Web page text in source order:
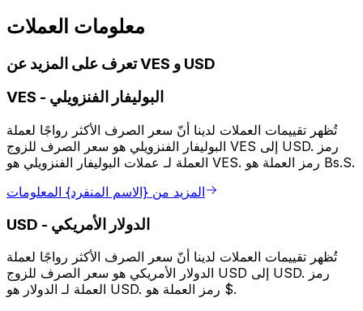
معلومات العملات
تعرف على المزيد عن VES و USD
VES - البوليفار الفنزويلي
تُظهر تقييمات العملات لدينا أنّ سعر الصرف الأكثر رواجًا لعملة
البوليفار الفنزويلي هو سعر الصرف للزوج VES إلى USD. رمز
العملة لـ عملات البوليفار الفنزويلي هو VES. رمز العملة هو Bs.S.
المزيد من {الاسم المنفرد} المعلومات
USD - الدولار الأمريكي
تُظهر تقييمات العملات لدينا أنّ سعر الصرف الأكثر رواجًا لعملة
الدولار الأمريكي هو سعر الصرف للزوج USD إلى USD. رمز
العملة لـ الدولار هو USD. رمز العملة هو $.